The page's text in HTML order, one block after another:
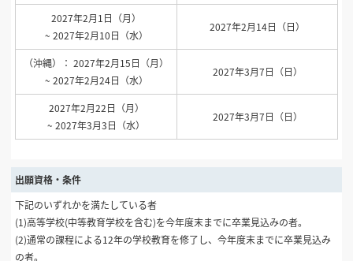
2027年2月1日（月）
~ 2027年2月10日（水）
2027年2月14日（日）
（沖縄）： 2027年2月15日（月）
~ 2027年2月24日（水）
2027年3月7日（日）
2027年2月22日（月）
~ 2027年3月3日（水）
2027年3月7日（日）
出願資格・条件
下記のいずれかを満たしている者
(1)高等学校(中等教育学校を含む)を今年度末までに卒業見込みの者。
(2)通常の課程による12年の学校教育を修了し、今年度末までに卒業見込み
の者。